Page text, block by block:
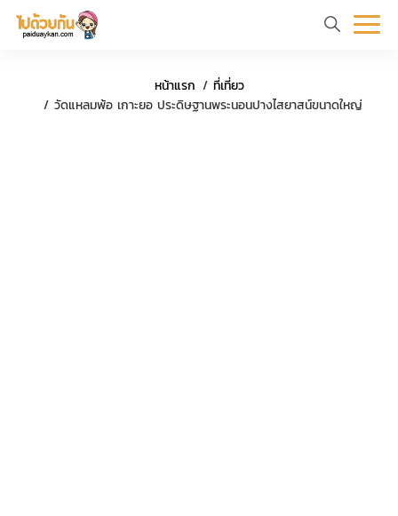
แรกท่อง เที่ยวอย่าง
หน้าแรก
ที่เที่ยว
วัดแหลมพ้อ เกาะยอ ประดิษฐานพระนอนปางไสยาสน์ขนาดใหญ่